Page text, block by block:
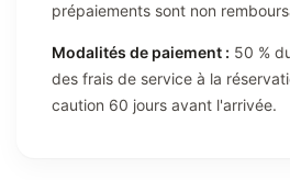
prépaiements sont non
Modalités de paiement : 50 %
des frais de service à la
caution 60 jours avant l'arrivée.